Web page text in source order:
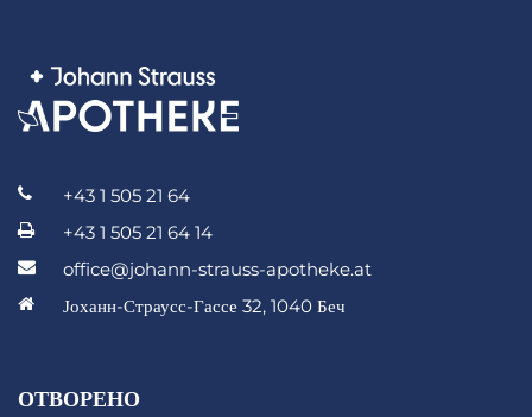
+43 1 505 21 64
+43 1 505 21 64 14
office@johann-strauss-apotheke.at
Јоханн-Страусс-Гассе 32, 1040 Беч
ОТВОРЕНО